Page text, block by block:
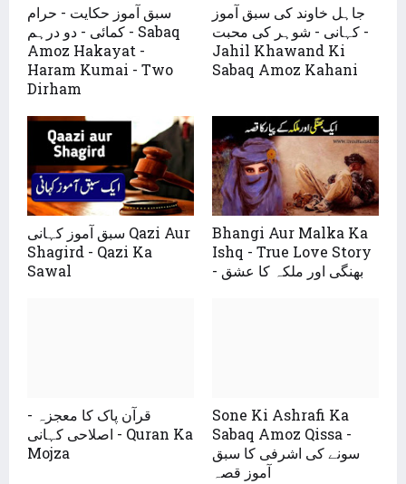
سبق آموز حکایت - حرام
کمائی - دو درہم - Sabaq
Amoz Hakayat -
Haram Kumai - Two
Dirham
جاہل خاوند کی سبق آموز
کہانی - شوہر کی محبت -
Jahil Khawand Ki
Sabaq Amoz Kahani
سبق آموز کہانی Qazi Aur
Shagird - Qazi Ka
Sawal
Bhangi Aur Malka Ka
Ishq - True Love Story
- بھنگی اور ملکہ کا عشق
قرآن پاک کا معجزہ -
اصلاحی کہانی - Quran Ka
Mojza
Sone Ki Ashrafi Ka
Sabaq Amoz Qissa -
سونے کی اشرفی کا سبق
آموز قصہ